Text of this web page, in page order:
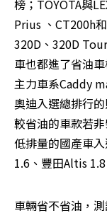
榜；TOYOTA與
Prius 、CT200h
320D、320D
車也都進了省油
主力車系Caddy
奧迪入選總排行
較省油的車款若
低排量的國產車
1.6、豐田Altis
車輛省不省油，